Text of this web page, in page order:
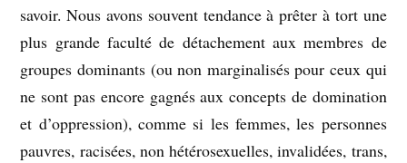
savoir. Nous avons souvent tendance à prêter à tort une
plus grande faculté de détachement aux membres de
groupes dominants (ou non marginalisés pour ceux qui
ne sont pas encore gagnés aux concepts de domination
et d’oppression), comme si les femmes, les personnes
pauvres, racisées, non hétérosexuelles, invalidées, trans,